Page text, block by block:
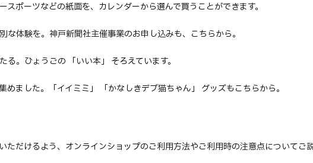
スポーツなどの紙面を、カレンダーから選んで買うことができます。
な体験を。神戸新聞社主催事業のお申し込みも、こちらから。
。ひょうごの 「いい本」 そろえています。
めました。「イイミミ」 「かなしきデブ猫ちゃん」 グッズもこちらから。
ただけるよう、オンラインショップのご利用方法やご利用時の注意点についてご説